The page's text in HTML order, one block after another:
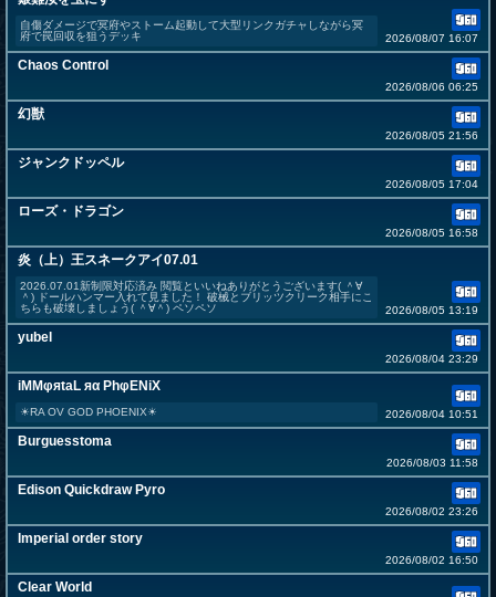
自傷ダメージで冥府やストーム起動して大型リンクガチャしながら冥
府で罠回収を狙うデッキ
2026/08/07 16:07
Chaos Control
2026/08/06 06:25
幻獣
2026/08/05 21:56
ジャンクドッペル
2026/08/05 17:04
ローズ・ドラゴン
2026/08/05 16:58
炎（上）王スネークアイ07.01
2026.07.01新制限対応済み 閲覧といいねありがとうございます( ＾∀
＾) ドールハンマー入れて見ました！ 破械とブリッツクリーク相手にこ
ちらも破壊しましょう( ＾∀＾) ペソペソ
2026/08/05 13:19
yubel
2026/08/04 23:29
iMMφяtaL яα PhφENiX
☀︎RA OV GOD PHOENIX☀︎ 2026/08/04 10:51
Burguesstoma
2026/08/03 11:58
Edison Quickdraw Pyro
2026/08/02 23:26
Imperial order story
2026/08/02 16:50
Clear World